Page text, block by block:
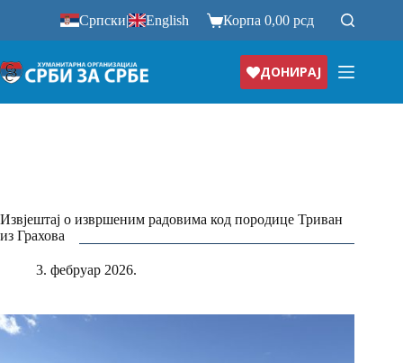
Српски| English Корпа0,00рсд
ДОНИРАЈ
Извјештај о извршеним радовима код породице Триван
из Грахова
3. фебруар 2026.